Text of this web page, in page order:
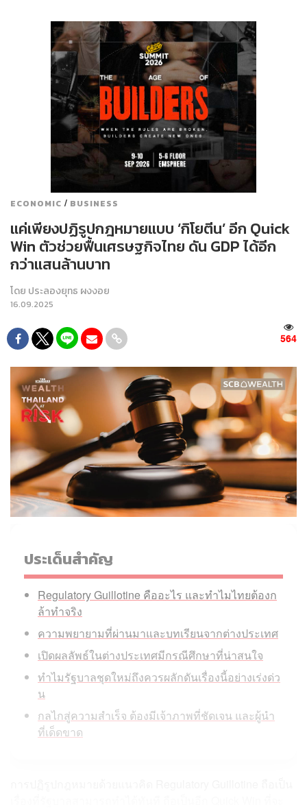
ECONOMIC / BUSINESS
แค่เพียงปฏิรูปกฎหมายแบบ ‘กิโยตีน’ อีก Quick
Win ตัวช่วยฟื้นเศรษฐกิจไทย ดัน GDP ได้อีก
กว่าแสนล้านบาท
โดย ประลองยุทธ ผงงอย
16.09.2025
564
ประเด็นสำคัญ
Regulatory Guillotine คืออะไร และทำไมไทยต้องก
ล้าทำจริง
ความพยายามที่ผ่านมาและบทเรียนจากต่างประเทศ
เปิดผลลัพธ์ในต่างประเทศมีกรณีศึกษาที่น่าสนใจ
ทำไมรัฐบาลชุดใหม่ถึงควรผลักดันเรื่องนี้อย่างเร่งด่ว
น
กลไกสู่ความสำเร็จ ต้องมีเจ้าภาพที่ชัดเจน และผู้นำ
ที่เด็ดขาด